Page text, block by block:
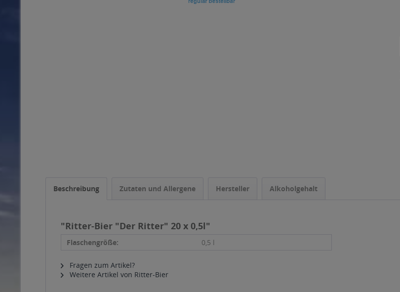
Beschreibung Zutaten und Allergene Hersteller Alkoholgehalt
"Ritter-Bier "Der Ritter" 20 x 0,5l"
Flaschengröße: 0,5 l
Fragen zum Artikel?
Weitere Artikel von Ritter-Bier